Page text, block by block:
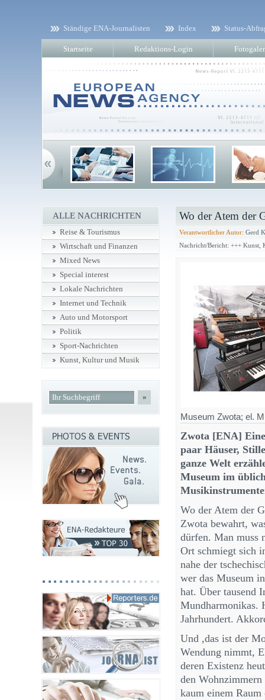
Ständige ENA-Journalisten Index Status-
Startseite Redaktions-Login
Wo der Atem der
Verantwortlicher Autor: Gerd
Nachricht/Bericht: +++ Kunst,
Museum Zwota; el.
Zwota [ENA]
paar Häuser,
ganze Welt
Museum im
Wo der Atem der
Zwota bewahrt,
dürfen. Man muss
Ort schmiegt sich
nahe der
wer das Museum
hat. Über tausend
Mundharmonikas.
Jahrhundert.
Und ,das ist der
Wendung nimmt,
deren Existenz
den
kaum einem
ALLE NACHRICHTEN
Reise & Tourismus
Wirtschaft und Finanzen
Mixed News
Special interest
Lokale Nachrichten
Internet und Technik
Auto und Motorsport
Politik
Sport-Nachrichten
Kunst, Kultur und Musik
»